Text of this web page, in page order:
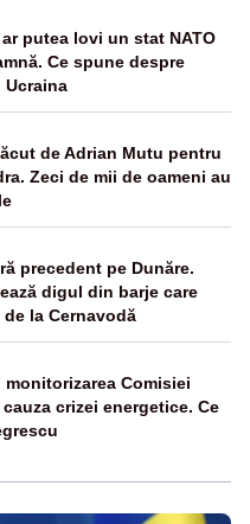
putea lovi un stat NATO
Ce spune despre
Ucraina
de Adrian Mutu pentru
Zeci de mii de oameni au
precedent pe Dunăre.
digul din barje care
la Cernavodă
monitorizarea Comisiei
crizei energetice. Ce